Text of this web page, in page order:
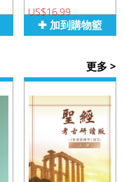
►
►
US$16.99
✚ 加到購物籃
更多 >